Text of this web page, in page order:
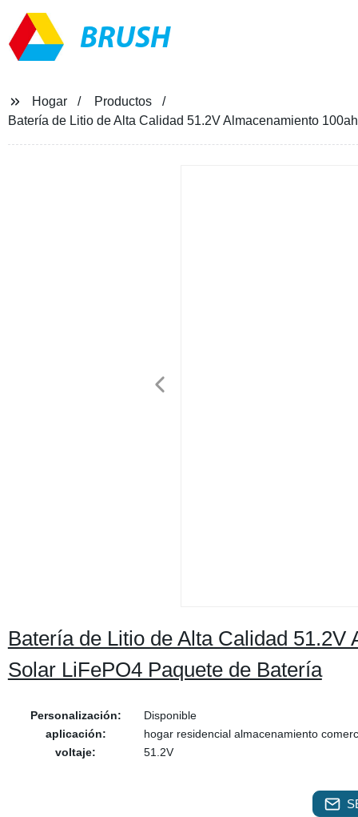
BRUSH
Hogar
Productos
Batería de Litio de Alta Calidad 51.2V Almacenamiento
Batería de Litio de Alta Calidad
Solar LiFePO4 Paquete de Batería
Personalización:
Disponible
aplicación:
hogar residencial almacenamiento
voltaje:
51.2V